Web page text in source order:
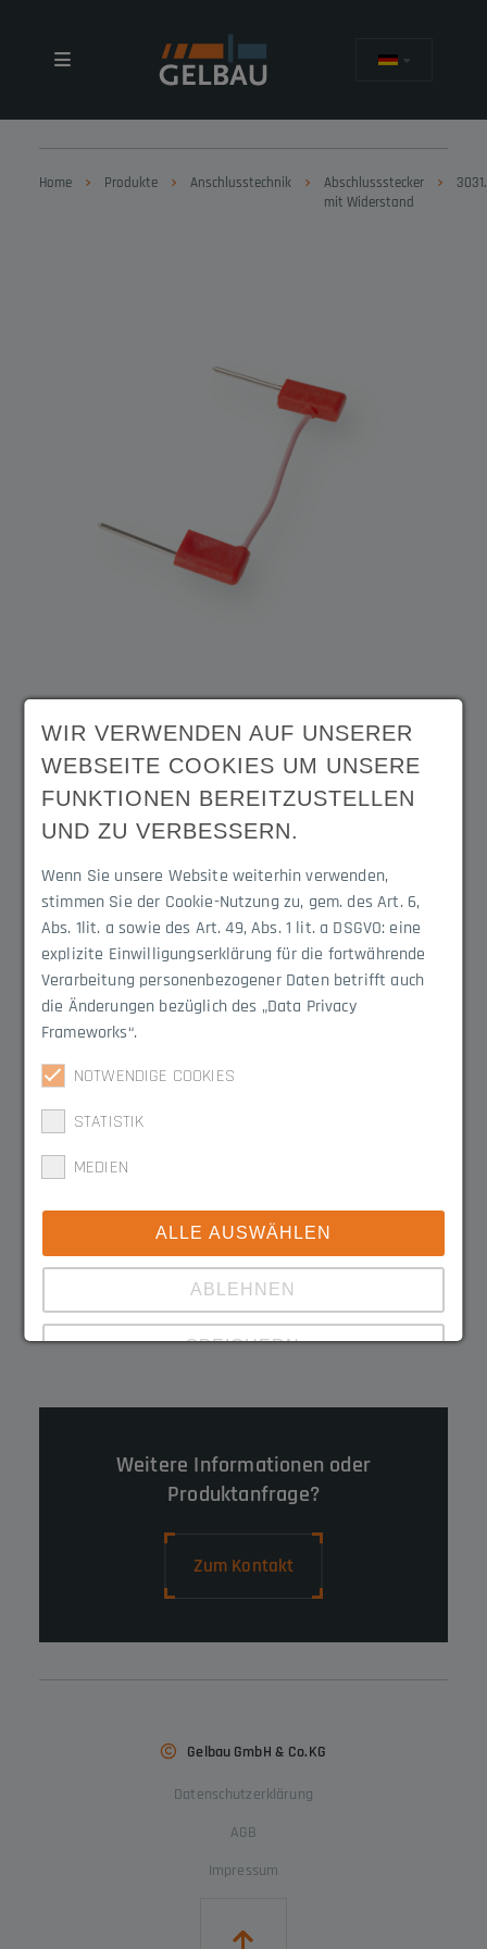
Home Produkte Anschlusstechnik
Abschlussstecker
mit Widerstand
Abschlussstecker mit
Widerstand
Artikelnummer : 3031.1806
Elektrischer Abschluss der Schaltleiste in Verbindung
mit einem Widerstandsauswerter
Produktlinie
Quadro
Passende Produkte
Weitere Informationen oder
Produktanfrage?
Zum Kontakt
Gelbau GmbH & Co.KG
Datenschutzerklärung
AGB
Impressum
WIR VERWENDEN AUF UNSERER
WEBSEITE COOKIES UM UNSERE
FUNKTIONEN BEREITZUSTELLEN
UND ZU VERBESSERN.
Wenn Sie unsere Website weiterhin verwenden,
stimmen Sie der Cookie-Nutzung zu, gem. des Art. 6,
Abs. 1lit. a sowie des Art. 49, Abs. 1 lit. a DSGVO: eine
explizite Einwilligungserklärung für die fortwährende
Verarbeitung personenbezogener Daten betrifft auch
die Änderungen bezüglich des „Data Privacy
Frameworks“.
NOTWENDIGE COOKIES
STATISTIK
MEDIEN
ALLE AUSWÄHLEN
ABLEHNEN
SPEICHERN
Zeige Details